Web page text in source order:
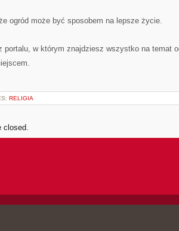
ogród może być sposobem na lepsze życie.
portalu, w którym znajdziesz wszystko na temat
RELIGIA
closed.